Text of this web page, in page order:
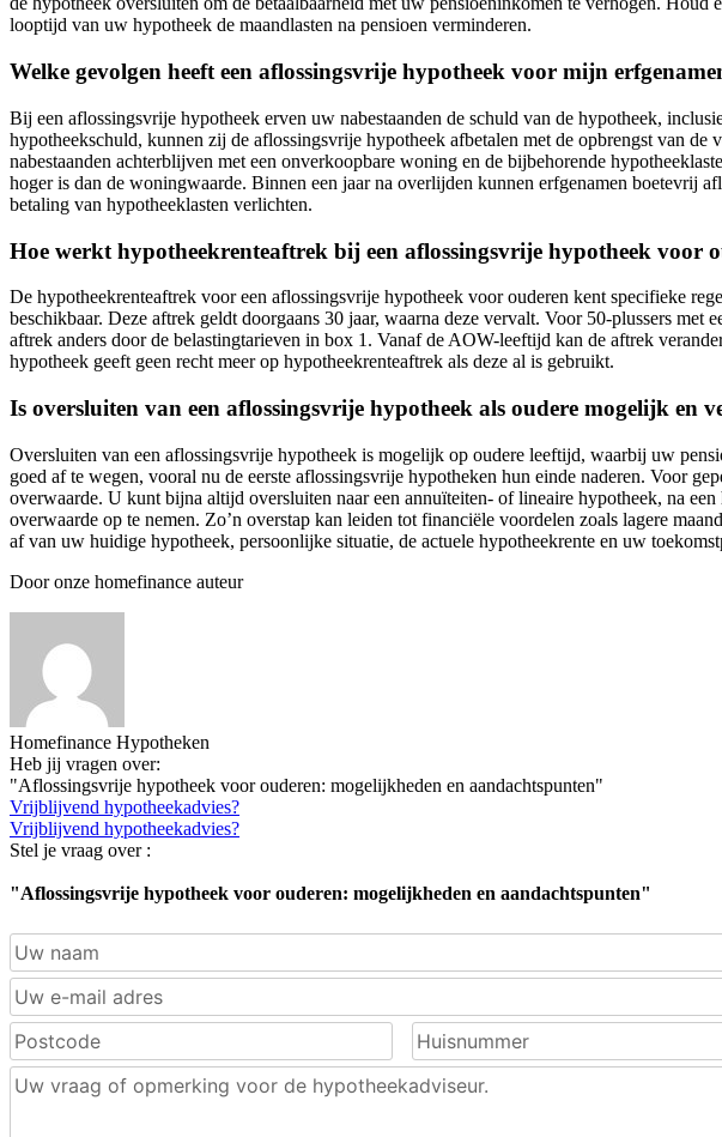
looptijd van uw hypotheek de maandlasten na pensioen verminderen.
Welke gevolgen heeft een aflossingsvrije hypotheek voor mijn
Bij een aflossingsvrije hypotheek erven uw nabestaanden de schuld van de hypotheek,
hypotheekschuld, kunnen zij de aflossingsvrije hypotheek afbetalen met de opbrengst van
nabestaanden achterblijven met een onverkoopbare woning en de bijbehorende
hoger is dan de woningwaarde. Binnen een jaar na overlijden kunnen erfgenamen boetevrij
betaling van hypotheeklasten verlichten.
Hoe werkt hypotheekrenteaftrek bij een aflossingsvrije hypotheek voor
De hypotheekrenteaftrek voor een aflossingsvrije hypotheek voor ouderen kent specifieke
beschikbaar. Deze aftrek geldt doorgaans 30 jaar, waarna deze vervalt. Voor 50-plussers
aftrek anders door de belastingtarieven in box 1. Vanaf de AOW-leeftijd kan de aftrek
hypotheek geeft geen recht meer op hypotheekrenteaftrek als deze al is gebruikt.
Is oversluiten van een aflossingsvrije hypotheek als oudere mogelijk en
Oversluiten van een aflossingsvrije hypotheek is mogelijk op oudere leeftijd, waarbij uw
goed af te wegen, vooral nu de eerste aflossingsvrije hypotheken hun einde naderen. Voor
overwaarde. U kunt bijna altijd oversluiten naar een annuïteiten- of lineaire hypotheek, na
overwaarde op te nemen. Zo’n overstap kan leiden tot financiële voordelen zoals lagere
af van uw huidige hypotheek, persoonlijke situatie, de actuele hypotheekrente en uw
Door onze homefinance auteur
Homefinance Hypotheken
Heb jij vragen over:
"Aflossingsvrije hypotheek voor ouderen: mogelijkheden en aandachtspunten"
Vrijblijvend hypotheekadvies?
Vrijblijvend hypotheekadvies?
Stel je vraag over :
"Aflossingsvrije hypotheek voor ouderen: mogelijkheden en aandachtspunten"